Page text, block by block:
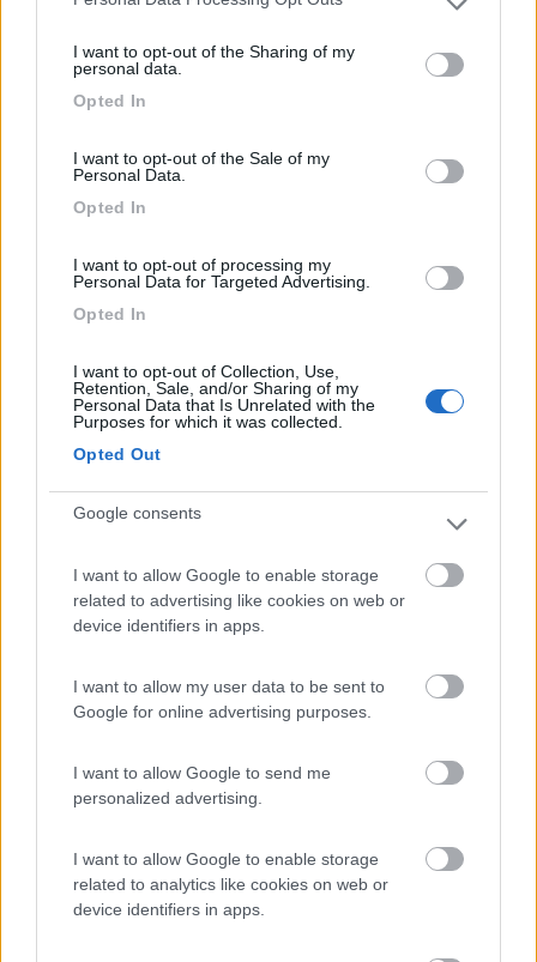
Please note that this website/app uses one or more Google
not limited to your visit or usage behaviour. You may click to
grant or deny consent to Google and its third-party tags to
use your data for below specified purposes in below Google
I want to opt-out of the Sharing of my
personal data.
Opted In
I want to opt-out of the Sale of my
Personal Data.
Opted In
I want to opt-out of processing my
Personal Data for Targeted Advertising.
Opted In
I want to opt-out of Collection, Use,
Retention, Sale, and/or Sharing of my
Personal Data that Is Unrelated with the
Purposes for which it was collected.
Opted Out
Google consents
I want to allow Google to enable storage
related to advertising like cookies on web or
device identifiers in apps.
I want to allow my user data to be sent to
Google for online advertising purposes.
I want to allow Google to send me
personalized advertising.
I want to allow Google to enable storage
related to analytics like cookies on web or
device identifiers in apps.
piccola, 1,50 metri, piscina per bambini con
pagamento €1/h. Prezzi del mini market e del bar
Assolutamente non conforme alla descrizione
fornita, non ci ritorneremo mai più!
Caratteristiche Posizione Prezzo
Punto ristoro
Servizi
gigiolo
1/9/2021 campeggio con piazzole comode con
acqua e corrente. Pulito e ordinato, personale
cortese e disponibile. Bagni ben tenuti. A 5 minuti
a piedi su strada con marciapiede, si arriva al
vivo. Mare molto pulito, come le spiagge libere.
Consigliato.
Segnalati nei dintorni
8.5 Albenga(SV)